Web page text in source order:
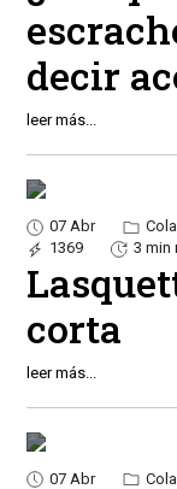
decir
leer más...
07 Abr
1369
3 min
corta
leer más...
07 Abr